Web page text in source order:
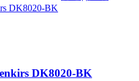
DK8020-BK